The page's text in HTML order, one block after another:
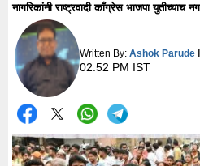
नागरिकांनी राष्ट्रवादी काँग्रेस भाजपा युतीच्याच
Written By:Ashok Parude
02:52 PM IST